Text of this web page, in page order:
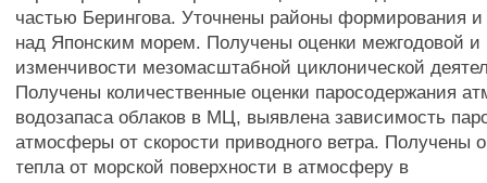
частью Берингова. Уточнены районы формирования
над Японским морем. Получены оценки межгодовой и
изменчивости мезомасштабной циклонической
Получены количественные оценки паросодержания
водозапаса облаков в МЦ, выявлена зависимость
атмосферы от скорости приводного ветра. Получены
тепла от морской поверхности в атмосферу в